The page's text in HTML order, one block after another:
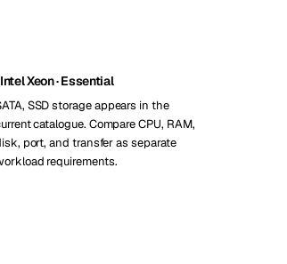
Intel Xeon · Essential
SSD storage appears in the
catalogue. Compare CPU, RAM,
port, and transfer as separate
requirements.